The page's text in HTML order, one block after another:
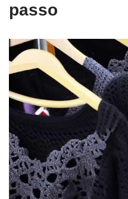
passo